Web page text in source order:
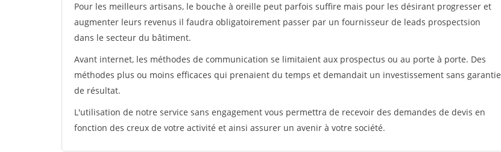
Pour les meilleurs artisans, le bouche à oreille peut parfois suffire mais pour les désirant progresser et
augmenter leurs revenus il faudra obligatoirement passer par un fournisseur de leads prospectsion
dans le secteur du bâtiment.
Avant internet, les méthodes de communication se limitaient aux prospectus ou au porte à porte. Des
méthodes plus ou moins efficaces qui prenaient du temps et demandait un investissement sans garantie
de résultat.
L'utilisation de notre service sans engagement vous permettra de recevoir des demandes de devis en
fonction des creux de votre activité et ainsi assurer un avenir à votre société.